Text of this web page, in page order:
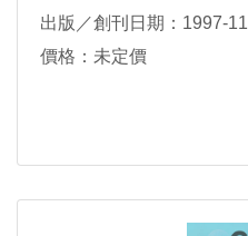
出版／創刊日期：1997-11
價格：未定價